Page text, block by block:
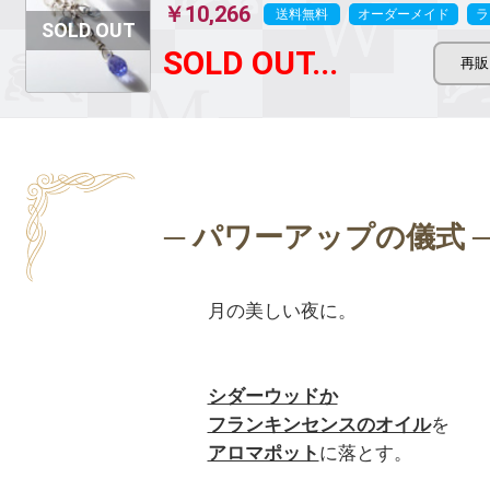
￥10,266 送料無料 オーダーメイド
SOLD OUT...
月の美しい夜に。
シダーウッドか
フランキンセンスのオイル
アロマポット に落とす。